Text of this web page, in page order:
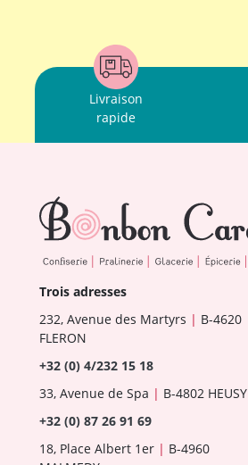
Livraison
rapide
Trois adresses
232, Avenue des Martyrs | B-4620
FLERON
+32 (0) 4/232 15 18
33, Avenue de Spa | B-4802 HEUSY
+32 (0) 87 26 91 69
18, Place Albert 1er | B-4960